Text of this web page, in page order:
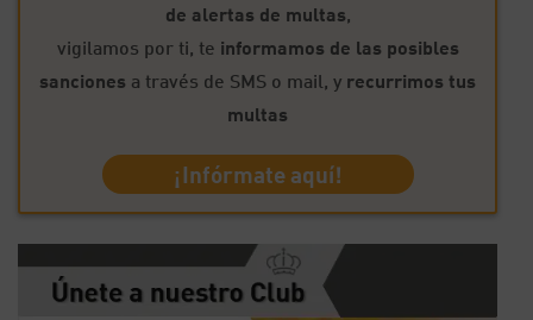
de alertas de multas
vigilamos por ti, te informamos de las posibles
sanciones a través de SMS o mail, y recurrimos tus
multas
¡Infórmate aquí!